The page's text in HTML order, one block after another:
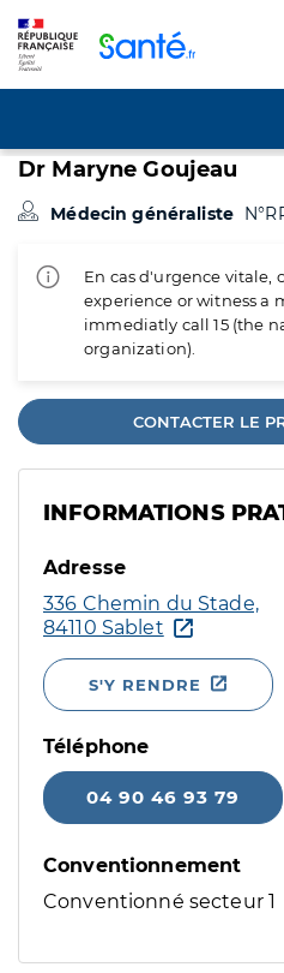
Dr Maryne Goujeau
Médecin généraliste
En cas d'urgence vitale,
experience or witness a
immediatly call 15 (the
organization).
CONTACTER LE
INFORMATIONS
Adresse
336 Chemin du Stade,
84110 Sablet
S'Y RENDRE
Téléphone
04 90 46 93 79
Conventionnement
Conventionné secteur 1